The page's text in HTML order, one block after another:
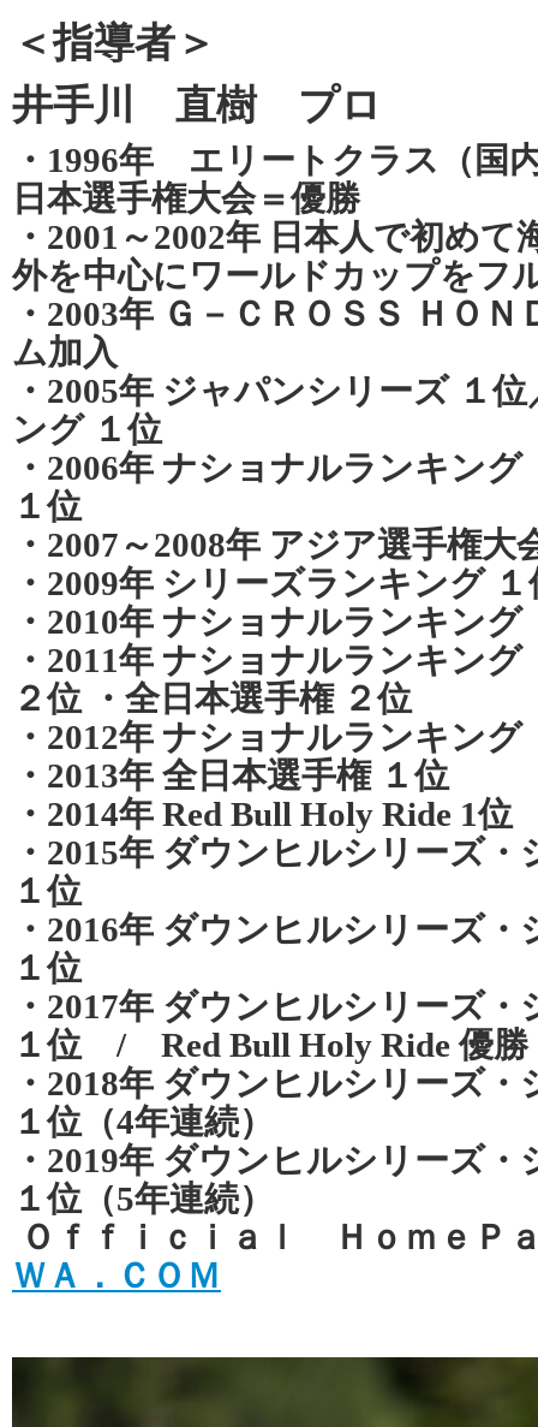
＜指導者＞
井手川 直樹 プロ
・1996年 エリートクラス（国
日本選手権大会＝優勝
・2001～2002年 日本人で初め
外を中心にワールドカップをフ
・2003年 Ｇ－ＣＲＯＳＳ ＨＯ
ム加入
・2005年 ジャパンシリーズ １
ング １位
・2006年 ナショナルランキン
１位
・2007～2008年 アジア選手権大
・2009年 シリーズランキング １
・2010年 ナショナルランキング
・2011年 ナショナルランキン
２位 ・全日本選手権 ２位
・2012年 ナショナルランキング
・2013年 全日本選手権 １位
・2014年 Red Bull Holy Ride 1位
・2015年 ダウンヒルシリーズ
１位
・2016年 ダウンヒルシリーズ
１位
・2017年 ダウンヒルシリーズ
１位 / Red Bull Holy Ride 優勝
・2018年 ダウンヒルシリーズ
１位（4年連続）
・2019年 ダウンヒルシリーズ
１位（5年連続）
Ｏｆｆｉｃｉａｌ Ｈｏｍｅ
ＷＡ．ＣＯＭ